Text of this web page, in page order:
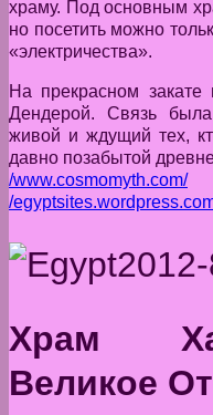
храму. Под основным
но посетить можно
«электричества».
На прекрасном
Дендерой. Связь
живой и ждущий тех,
давно позабытой
/www.cosmomyth.com/
/
Храм
Великое